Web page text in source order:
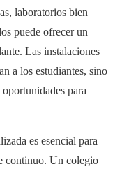
laboratorios bien
puede ofrecer un
Las instalaciones
a los estudiantes, sino
para
es esencial para
continuo. Un colegio